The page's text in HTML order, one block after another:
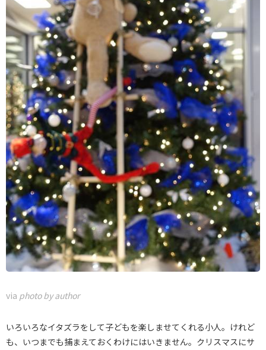
via photo by author
いろいろなイタズラをして子どもを楽しませてくれる小人。けれど
も、いつまでも捕まえておくわけにはいきません。クリスマスにサ